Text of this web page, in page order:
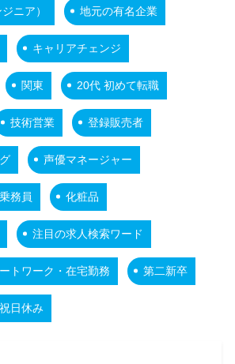
ニア） 地元の有名企業
キャリアチェンジ
関東 20代 初めて転職
技術営業 登録販売者
声優マネージャー
務員 化粧品
注目の求人検索ワード
トワーク・在宅勤務 第二新卒
日休み